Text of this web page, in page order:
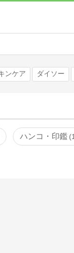
ンケア ダイソー
ハンコ・印鑑